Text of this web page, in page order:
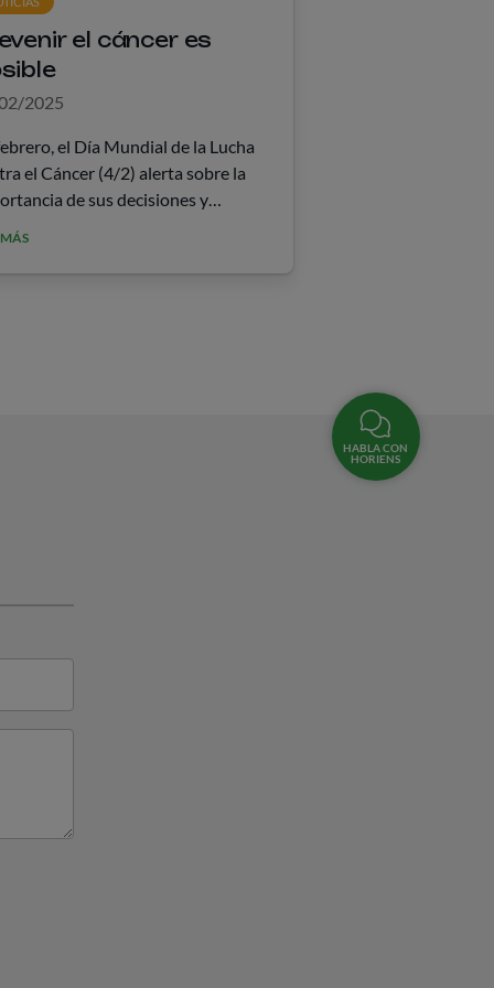
el cáncer es
2025
el Día Mundial de la Lucha
el Cáncer (4/2) alerta sobre la
de sus decisiones y
&hellip;
HABLA CON
HORIENS